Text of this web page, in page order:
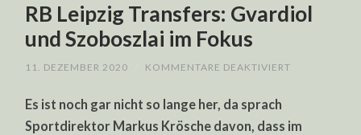
RB Leipzig Transfers: Gvardiol
und Szoboszlai im Fokus
11. DEZEMBER 2020 KOMMENTARE DEAKTIVIERT
UND
Es ist noch gar nicht so lange her, da sprach
Sportdirektor Markus Krösche davon, dass im